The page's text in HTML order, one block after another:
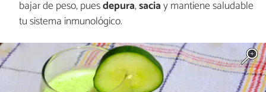
bajar de peso, puesdepura,saciay mantiene saludable
tu sistema inmunológico.